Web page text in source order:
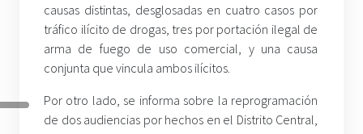
causas distintas, desglosadas en cuatro casos por
tráfico ilícito de drogas, tres por portación ilegal de
arma de fuego de uso comercial, y una causa
conjunta que vincula ambos ilícitos.
Por otro lado, se informa sobre la reprogramación
de dos audiencias por hechos en el Distrito Central,